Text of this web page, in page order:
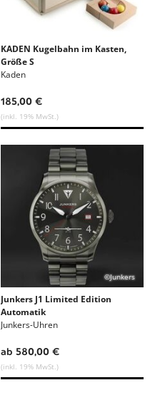
KADEN Kugelbahn im Kasten,
Größe S
Kaden
185,00 €
(inkl. 19% MwSt.)
©Junkers
Junkers J1 Limited Edition
Automatik
Junkers-Uhren
ab 580,00 €
(inkl. 19% MwSt.)